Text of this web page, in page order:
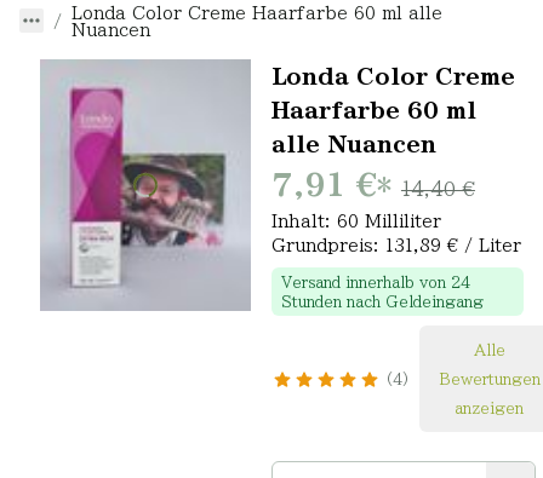
Londa Color Creme Haarfarbe 60 ml alle
Nuancen
Londa Color Creme
Haarfarbe 60 ml
alle Nuancen
7,91 €* 14,40 €
Inhalt: 60 Milliliter
Grundpreis: 131,89 € / Liter
Versand innerhalb von 24
Stunden nach Geldeingang
4
Alle
Bewertungen
anzeigen